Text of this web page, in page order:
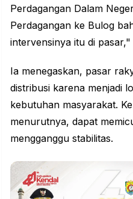
Perdagangan Dalam
Perdagangan ke Bulog
intervensinya itu di pasar,"
Ia menegaskan, pasar
distribusi karena menjadi
kebutuhan masyarakat.
menurutnya, dapat
mengganggu stabilitas.